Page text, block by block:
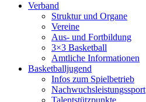
Verband
Struktur und Organe
Vereine
Aus- und Fortbildung
3×3 Basketball
Amtliche Informationen
Basketballjugend
Infos zum Spielbetrieb
Nachwuchsleistungssport
Talentstützpunkte